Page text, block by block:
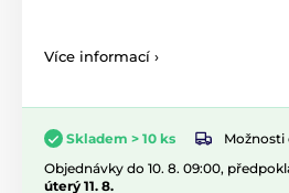
Více informací ›
Skladem > 10 ks
Možnosti
Objednávky do 10. 8. 09:00,
úterý 11. 8.